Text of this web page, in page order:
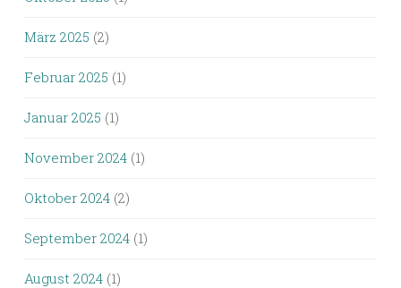
März 2025 (2)
Februar 2025 (1)
Januar 2025 (1)
November 2024 (1)
Oktober 2024 (2)
September 2024 (1)
August 2024 (1)